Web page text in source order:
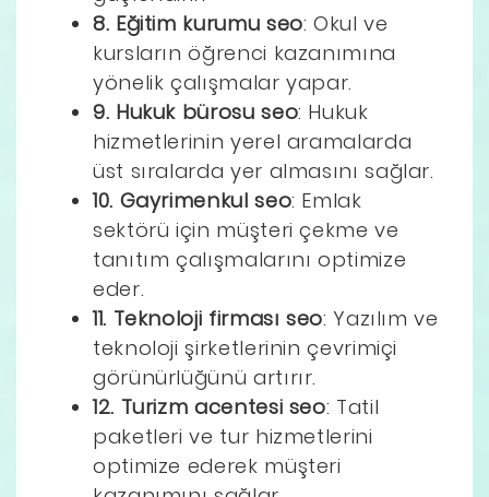
8. Eğitim kurumu seo: Okul ve
kursların öğrenci kazanımına
yönelik çalışmalar yapar.
9. Hukuk bürosu seo: Hukuk
hizmetlerinin yerel aramalarda
üst sıralarda yer almasını sağlar.
10. Gayrimenkul seo: Emlak
sektörü için müşteri çekme ve
tanıtım çalışmalarını optimize
eder.
11. Teknoloji firması seo: Yazılım ve
teknoloji şirketlerinin çevrimiçi
görünürlüğünü artırır.
12. Turizm acentesi seo: Tatil
paketleri ve tur hizmetlerini
optimize ederek müşteri